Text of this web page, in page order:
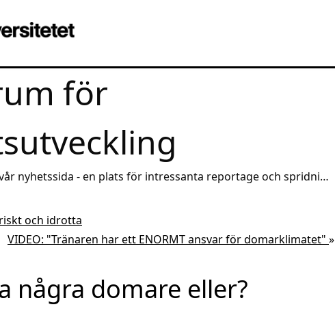
för
nyhetssida - en plats för intressanta reportage och spridning
och idrotta
VIDEO: "Tränaren har ett ENORMT ansvar för domarklimatet" »
några domare eller?